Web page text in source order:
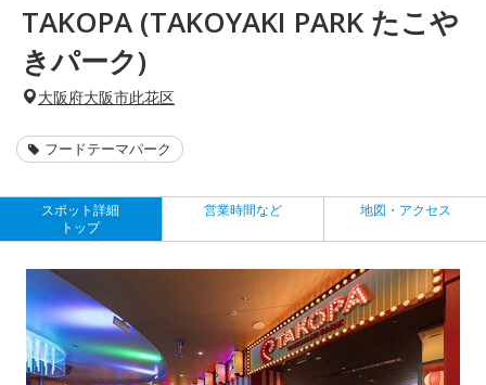
TAKOPA (TAKOYAKI PARK たこや
きパーク)
大阪府大阪市此花区
フードテーマパーク
スポット詳細
トップ
営業時間など 地図・アクセス